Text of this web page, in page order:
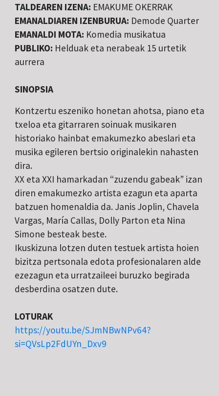
TALDEAREN IZENA: EMAKUME OKERRAK
EMANALDIAREN IZENBURUA: Demode Quarter
EMANALDI MOTA: Komedia musikatua
PUBLIKO: Helduak eta nerabeak 15 urtetik
aurrera
SINOPSIA
Kontzertu eszeniko honetan ahotsa, piano eta
txeloa eta gitarraren soinuak musikaren
historiako hainbat emakumezko abeslari eta
musika egileren bertsio originalekin nahasten
dira.
XX eta XXI hamarkadan “zuzendu gabeak” izan
diren emakumezko artista ezagun eta aparta
batzuen homenaldia da. Janis Joplin, Chavela
Vargas, María Callas, Dolly Parton eta Nina
Simone besteak beste.
Ikuskizuna lotzen duten testuek artista hoien
bizitza pertsonala edota profesionalaren alde
ezezagun eta urratzaileei buruzko begirada
desberdina osatzen dute.
LOTURAK
https://youtu.be/SJmNBwNPv64?
si=QVsLp2FdUYn_Dxv9